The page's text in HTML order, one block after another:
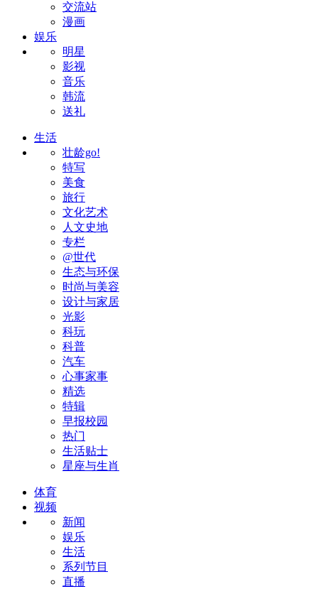
交流站
漫画
娱乐
明星
影视
音乐
韩流
送礼
生活
壮龄go!
特写
美食
旅行
文化艺术
人文史地
专栏
@世代
生态与环保
时尚与美容
设计与家居
光影
科玩
科普
汽车
心事家事
精选
特辑
早报校园
热门
生活贴士
星座与生肖
体育
视频
新闻
娱乐
生活
系列节目
直播